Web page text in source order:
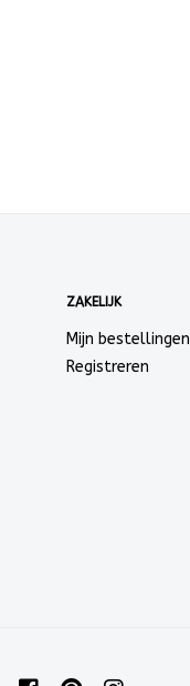
ZAKELIJK
Mijn bestellingen
Registreren